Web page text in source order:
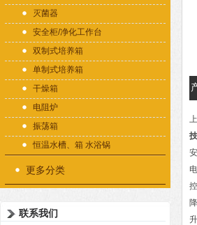
灭菌器
安全柜/净化工作台
双制式培养箱
单制式培养箱
干燥箱
电阻炉
振荡箱
恒温水槽、箱 水浴锅
更多分类
联系我们